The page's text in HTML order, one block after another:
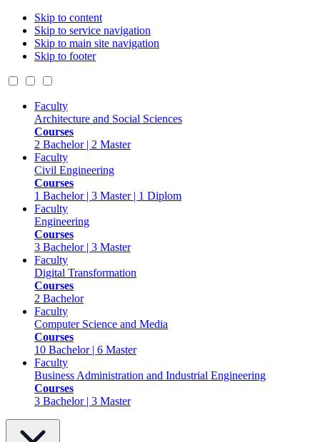
Skip to content
Skip to service navigation
Skip to main site navigation
Skip to footer
Faculty
Architecture and Social Sciences
Courses
2 Bachelor | 2 Master
Faculty
Civil Engineering
Courses
1 Bachelor | 3 Master | 1 Diplom
Faculty
Engineering
Courses
3 Bachelor | 3 Master
Faculty
Digital Transformation
Courses
2 Bachelor
Faculty
Computer Science and Media
Courses
10 Bachelor | 6 Master
Faculty
Business Administration and Industrial Engineering
Courses
3 Bachelor | 3 Master